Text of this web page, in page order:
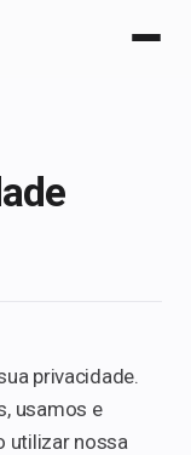
privacidade.
usamos e
utilizar nossa